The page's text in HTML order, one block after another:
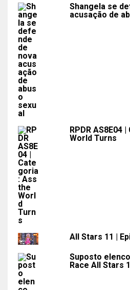
Shangela se
acusação de
RPDR AS8E04
World Turns
All Stars 11 |
Suposto
Race All Stars